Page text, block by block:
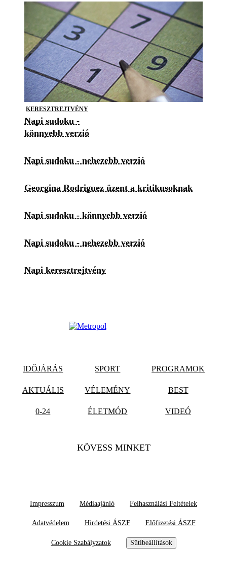
KERESZTREJTVÉNY
Napi sudoku -
könnyebb verzió
Napi sudoku - nehezebb verzió
Georgina Rodriguez üzent a kritikusoknak
Napi sudoku - könnyebb verzió
Napi sudoku - nehezebb verzió
Napi keresztrejtvény
IDŐJÁRÁS SPORT PROGRAMOK
AKTUÁLIS VÉLEMÉNY BEST
0-24 ÉLETMÓD VIDEÓ
KÖVESS MINKET
Impresszum Médiaajánló Felhasználási Feltételek
Adatvédelem Hirdetési ÁSZF Előfizetési ÁSZF
Cookie Szabályzatok Sütibeállítások